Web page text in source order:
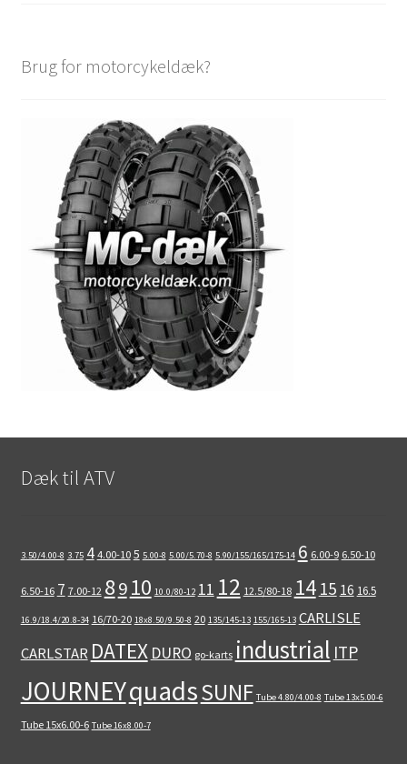
Brug for motorcykeldæk?
Dæk til ATV
3.50/4.00-8 3.75 4 4.00-10 5 5.00-8 5.00/5.70-8 5.90/155/165/175-14 6 6.00-9 6.50-10
6.50-16 7 7.00-12 89 10 10.0/80-12 11 12 12.5/80-18 14 15 16 16.5
16.9/18.4/20.8-34 16/70-20 18x8.50/9.50-8 20 135/145-13 155/165-13 CARLISLE
CARLSTAR DATEX DURO go-karts industrial ITP
JOURNEYquadsSUNF Tube 4.80/4.00-8 Tube 13x5.00-6
Tube 15x6.00-6 Tube 16x8.00-7